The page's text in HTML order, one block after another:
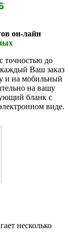
он-лайн
точностью до
Ваш заказ
и на мобильный
на вашу
бланк с
виде.
несколько